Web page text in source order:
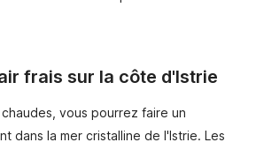
frais sur la côte d'Istrie
vous pourrez faire un
dans la mer cristalline de l'Istrie. Les